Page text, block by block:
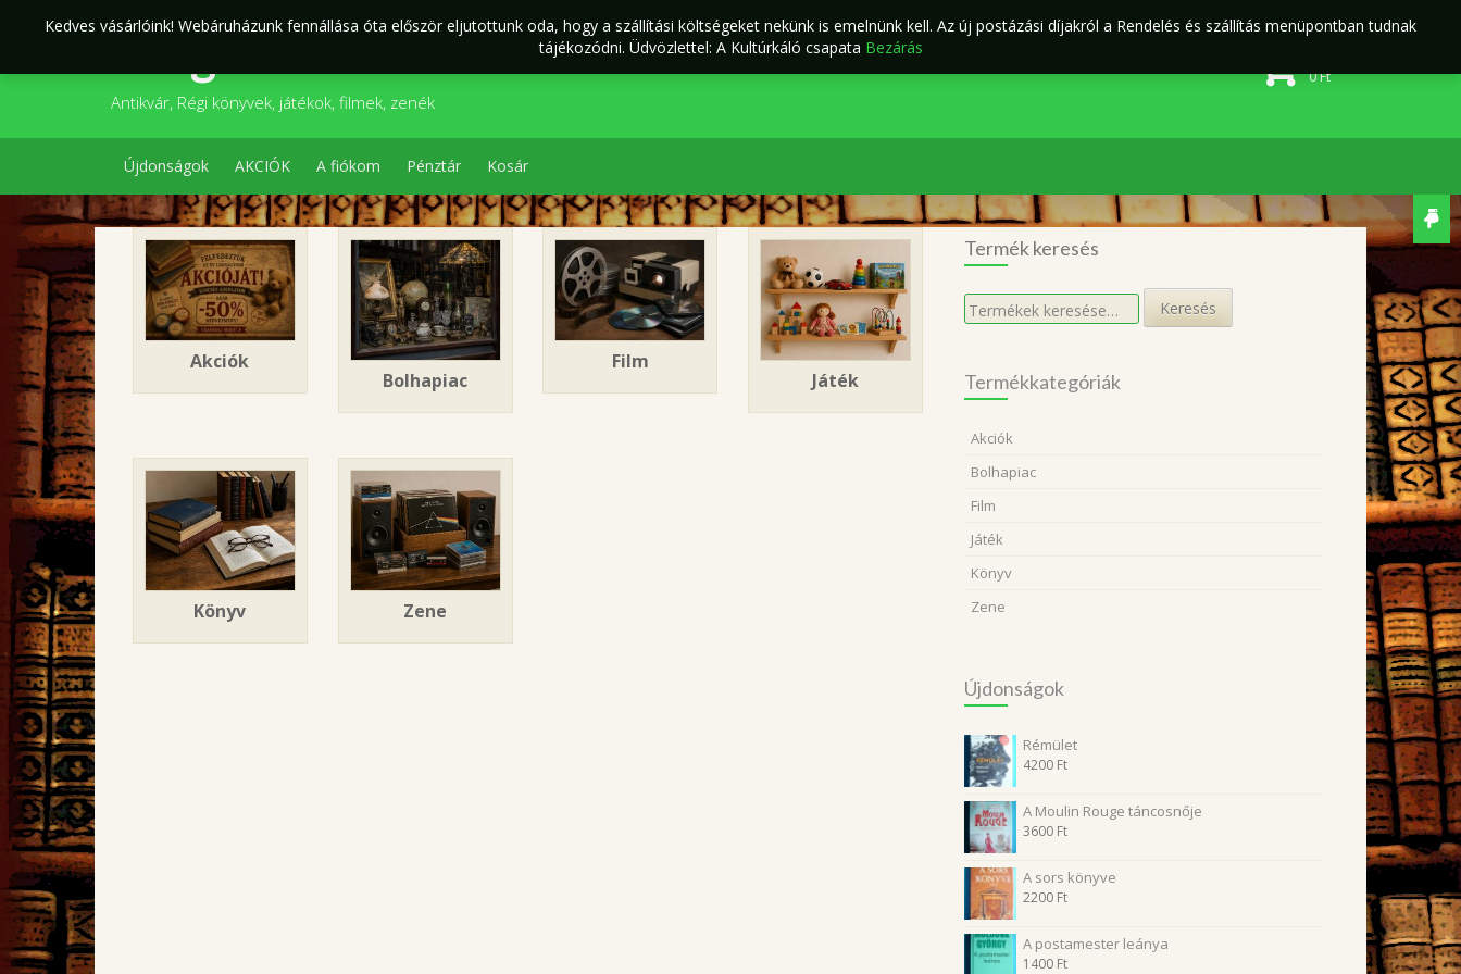
ÁSZF Kapcsolat Rendelés és szállítás Adatvédelmi irányelvek
Szegedi Kultúrkáló Webáruház
Antikvár, Régi könyvek, játékok, filmek, zenék
0Ft
Újdonságok AKCIÓK A fiókom Pénztár Kosár
Akciók
Bolhapiac
Film
Játék
Könyv Zene
Termék keresés
Keresés
a
Keresés
Termékkategóriák
Akciók
Bolhapiac
Film
Játék
Könyv
Zene
Újdonságok
Rémület
4200 Ft
A Moulin Rouge táncosnője
3600 Ft
A sors könyve
2200 Ft
A postamester leánya
1400 Ft
Kedves vásárlóink! Webáruházunk fennállása óta először eljutottunk oda, hogy a szállítási költségeket nekünk is emelnünk kell. Az új postázási díjakról a Rendelés és szállítás menüpontban tudnak
tájékozódni. Üdvözlettel: A Kultúrkáló csapata Bezárás